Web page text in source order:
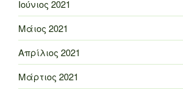
Ιούνιος 2021
Μάιος 2021
Απρίλιος 2021
Μάρτιος 2021